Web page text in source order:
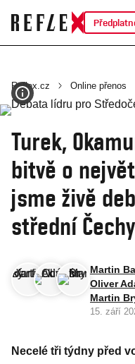
Reflex.cz Online přenos
Turek,
bitvě o
jsme živě
střední Čechy
Martin
Oliver
Martin
15. září
Necelé tři týdny před